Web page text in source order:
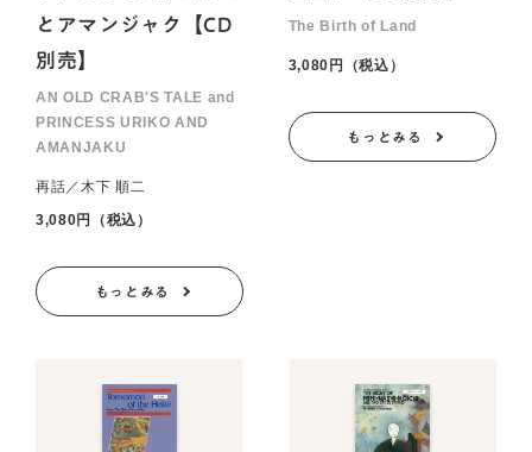
とアマンジャク【CD
別売】
AN OLD CRAB'S TALE and
PRINCESS URIKO AND
AMANJAKU
再話／木下 順二
3,080円（税込）
もっとみる
The Birth of Land
3,080円（税込）
もっとみる